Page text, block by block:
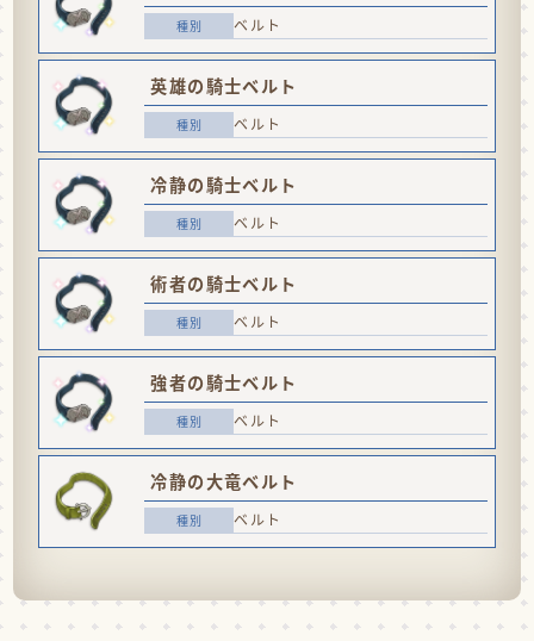
ベルト
英雄の騎士ベルト
ベルト
冷静の騎士ベルト
ベルト
術者の騎士ベルト
ベルト
強者の騎士ベルト
ベルト
冷静の大竜ベルト
ベルト